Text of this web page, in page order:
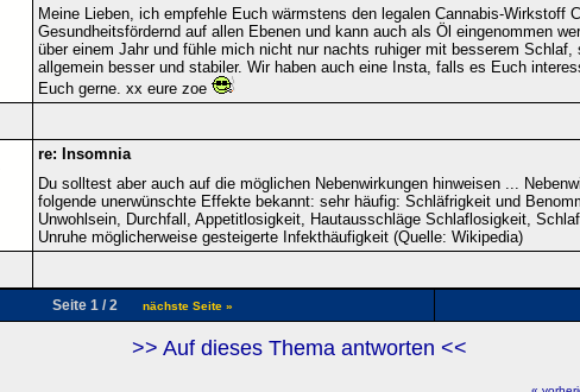
Meine Lieben, ich empfehle Euch wärmstens den legalen Cannabis-Wirkstoff
Gesundheitsfördernd auf allen Ebenen und kann auch als Öl eingenommen
über einem Jahr und fühle mich nicht nur nachts ruhiger mit besserem Schlaf,
allgemein besser und stabiler. Wir haben auch eine Insta, falls es Euch
Euch gerne. xx eure zoe
re: Insomnia
Du solltest aber auch auf die möglichen Nebenwirkungen hinweisen ...
folgende unerwünschte Effekte bekannt: sehr häufig: Schläfrigkeit und
Unwohlsein, Durchfall, Appetitlosigkeit, Hautausschläge Schlaflosigkeit,
Unruhe möglicherweise gesteigerte Infekthäufigkeit (Quelle: Wikipedia)
Seite 1 / 2 nächste Seite »
>> Auf dieses Thema antworten <<